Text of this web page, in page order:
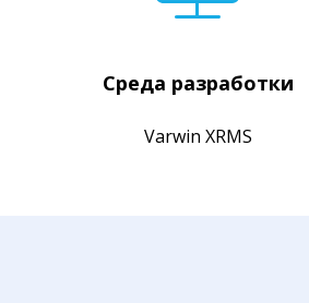
Среда разработки
Varwin XRMS